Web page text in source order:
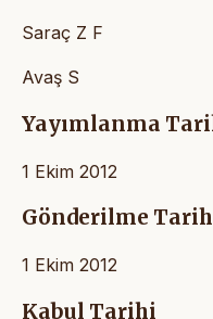
Saraç Z F
Avaş S
Yayımlanma
1 Ekim 2012
Gönderilme
1 Ekim 2012
Kabul Tarihi